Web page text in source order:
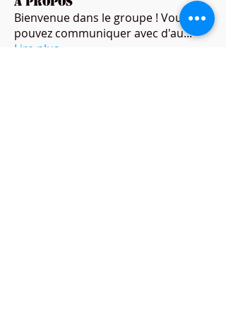
Bienvenue dans le groupe ! Vous
pouvez communiquer avec d'au...
Lire plus